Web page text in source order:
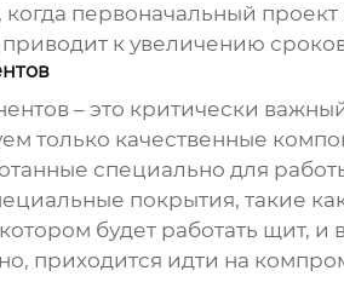
когда первоначальный
к увеличению
– это критически
только качественные
специально для
покрытия, такие
будет работать щит,
приходится идти на